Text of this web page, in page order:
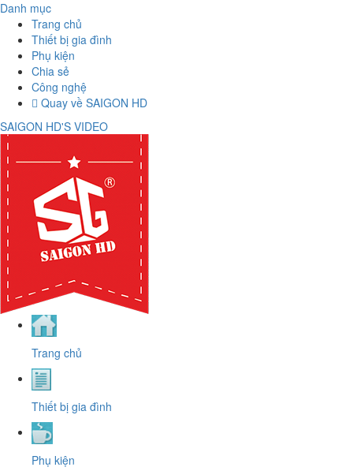
Danh mục
Trang chủ
Thiết bị gia đình
Phụ kiện
Chia sẻ
Công nghệ
Quay về SAIGON HD
SAIGON HD'S VIDEO
Trang chủ
Thiết bị gia đình
Phụ kiện